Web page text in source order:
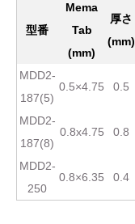
型番
Mema
Tab
(mm)
厚さ
(mm)
MDD2-
187(5)
0.5×4.75 0.5
MDD2-
187(8)
0.8x4.75 0.8
MDD2-
250
0.8×6.35 0.4